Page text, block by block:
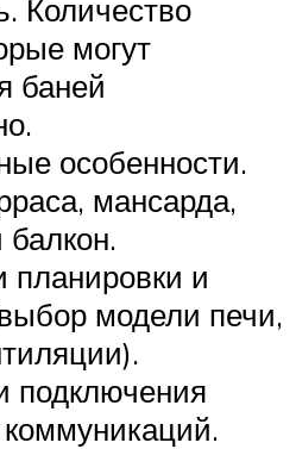
Количество
могут
баней
особенности.
мансарда,
планировки и
модели печи,
подключения